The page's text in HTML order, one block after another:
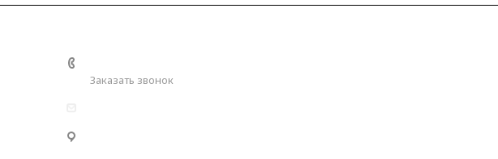
Заказать звонок